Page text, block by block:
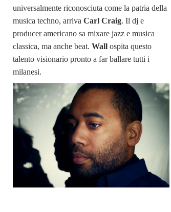
universalmente riconosciuta come la patria della
musica techno, arriva Carl Craig. Il dj e
producer americano sa mixare jazz e musica
classica, ma anche beat. Wall ospita questo
talento visionario pronto a far ballare tutti i
milanesi.